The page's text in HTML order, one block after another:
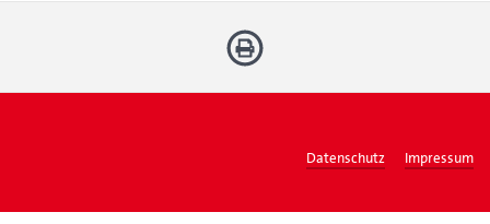
Datenschutz Impressum